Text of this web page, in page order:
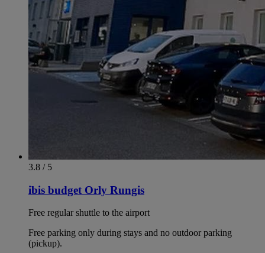
3.8 / 5
ibis budget Orly Rungis
Free regular shuttle to the airport
Free parking only during stays and no outdoor parking
(pickup).